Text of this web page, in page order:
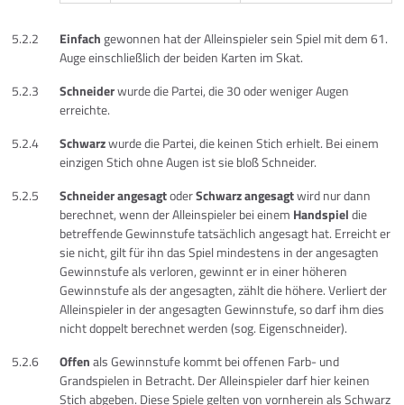
5.2.2 Einfachgewonnen hat der Alleinspieler sein Spiel mit dem 61.
Auge einschließlich der beiden Karten im Skat.
5.2.3
Schneiderwurde die Partei, die 30 oder weniger Augen
erreichte.
5.2.4
Schwarzwurde die Partei, die keinen Stich erhielt. Bei einem
einzigen Stich ohne Augen ist sie bloß Schneider.
5.2.5
Schneider angesagtoderSchwarz angesagtwird nur dann
berechnet, wenn der Alleinspieler bei einem Handspieldie
betreffende Gewinnstufe tatsächlich angesagt hat. Erreicht er
sie nicht, gilt für ihn das Spiel mindestens in der angesagten
Gewinnstufe als verloren, gewinnt er in einer höheren
Gewinnstufe als der angesagten, zählt die höhere. Verliert der
Alleinspieler in der angesagten Gewinnstufe, so darf ihm dies
nicht doppelt berechnet werden (sog. Eigenschneider).
5.2.6
Offenals Gewinnstufe kommt bei offenen Farb- und
Grandspielen in Betracht. Der Alleinspieler darf hier keinen
Stich abgeben. Diese Spiele gelten von vornherein als Schwarz